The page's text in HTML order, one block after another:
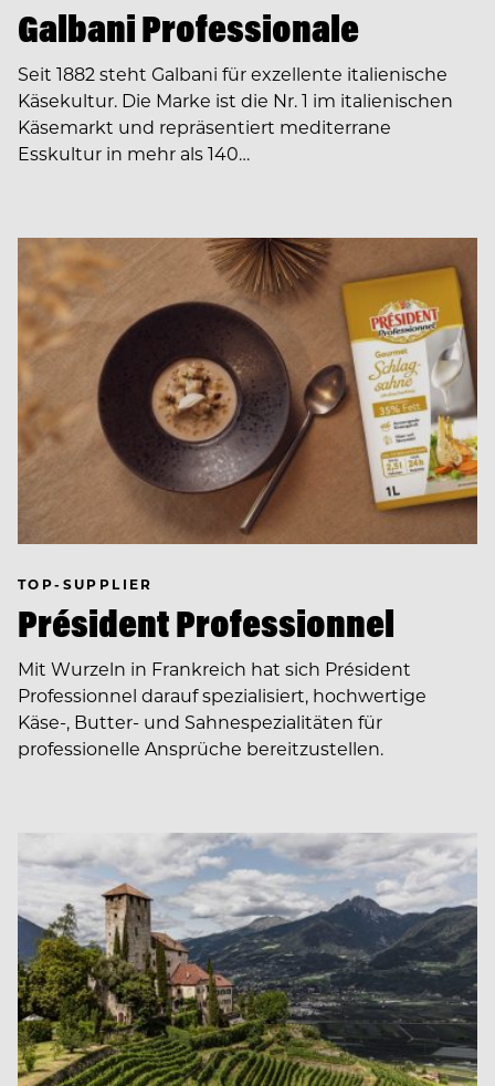
Galbani Professionale
Seit 1882 steht Galbani für exzellente italienische
Käsekultur. Die Marke ist die Nr. 1 im italienischen
Käsemarkt und repräsentiert mediterrane
Esskultur in mehr als 140…
TOP-SUPPLIER
Président Professionnel
Mit Wurzeln in Frankreich hat sich Président
Professionnel darauf spezialisiert, hochwertige
Käse-, Butter- und Sahnespezialitäten für
professionelle Ansprüche bereitzustellen.